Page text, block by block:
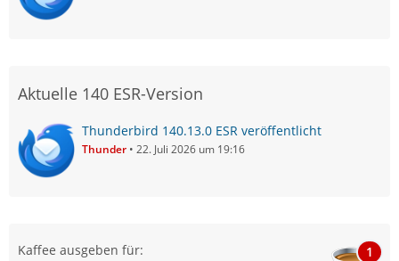
Aktuelle 140 ESR-Version
Thunderbird 140.13.0 ESR veröffentlicht
Thunder 22. Juli 2026 um 19:16
Kaffee ausgeben für: 1